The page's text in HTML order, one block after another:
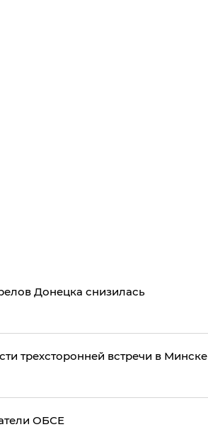
Донецка снизилась
трехсторонней встречи в Минске
ОБСЕ